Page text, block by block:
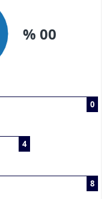
% 00
0
4
8